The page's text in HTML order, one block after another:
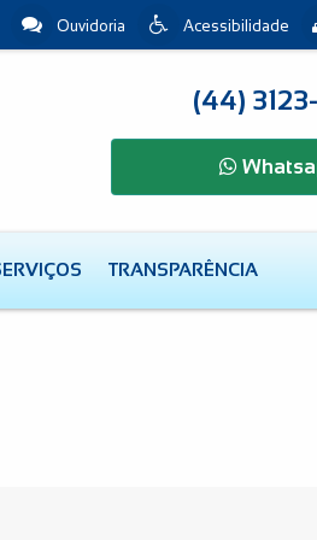
Acessibilidade
Ouvidoria
(44)
TRANSPARÊNCIA